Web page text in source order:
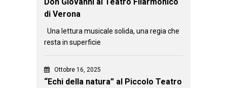
di Verona
Una lettura musicale solida, una regia che
resta in superficie
Ottobre 16, 2025
“Echi della natura” al Piccolo Teatro